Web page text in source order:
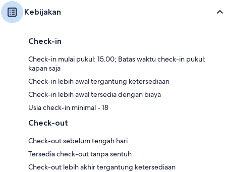
Kebijakan
Check-in
Check-in mulai pukul: 15.00; Batas waktu check-in pukul:
kapan saja
Check-in lebih awal tergantung ketersediaan
Check-in lebih awal tersedia dengan biaya
Usia check-in minimal - 18
Check-out
Check-out sebelum tengah hari
Tersedia check-out tanpa sentuh
Check-out lebih akhir tergantung ketersediaan